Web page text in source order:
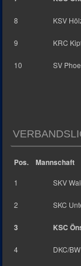
8 KSV
9 KRC
10 SV
Pos. Mannschaft
1 SKV
2 SKC
3 KSC
4 DKC/